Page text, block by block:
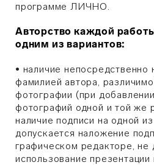
программе ЛИЧНО.
Авторство каждой
одним из вариантов:
• наличие непосредственно
фамилией автора,
фотографии (при
фотографий одной и той же
наличие подписи на одной
допускается наложение
графическом редакторе, не
использование презентации